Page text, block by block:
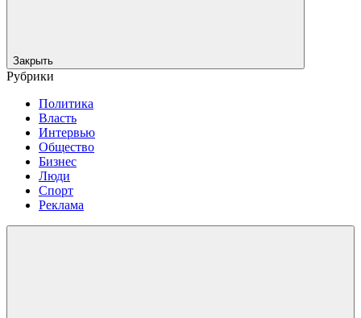
Закрыть
Рубрики
Политика
Власть
Интервью
Общество
Бизнес
Люди
Спорт
Реклама